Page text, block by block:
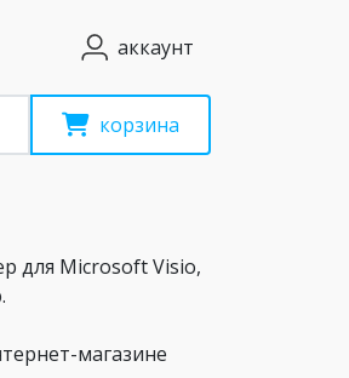
аккаунт
корзина
для Microsoft Visio,
магазине